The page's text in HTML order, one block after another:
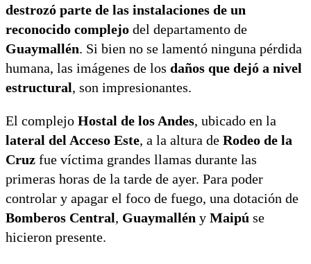
destrozó parte de las instalaciones de un
reconocido complejo del departamento de
Guaymallén. Si bien no se lamentó ninguna pérdida
humana, las imágenes de los daños que dejó a nivel
estructural, son impresionantes.
El complejo Hostal de los Andes, ubicado en la
lateral del Acceso Este, a la altura de Rodeo de la
Cruz fue víctima grandes llamas durante las
primeras horas de la tarde de ayer. Para poder
controlar y apagar el foco de fuego, una dotación de
Bomberos Central, Guaymallén y Maipú se
hicieron presente.